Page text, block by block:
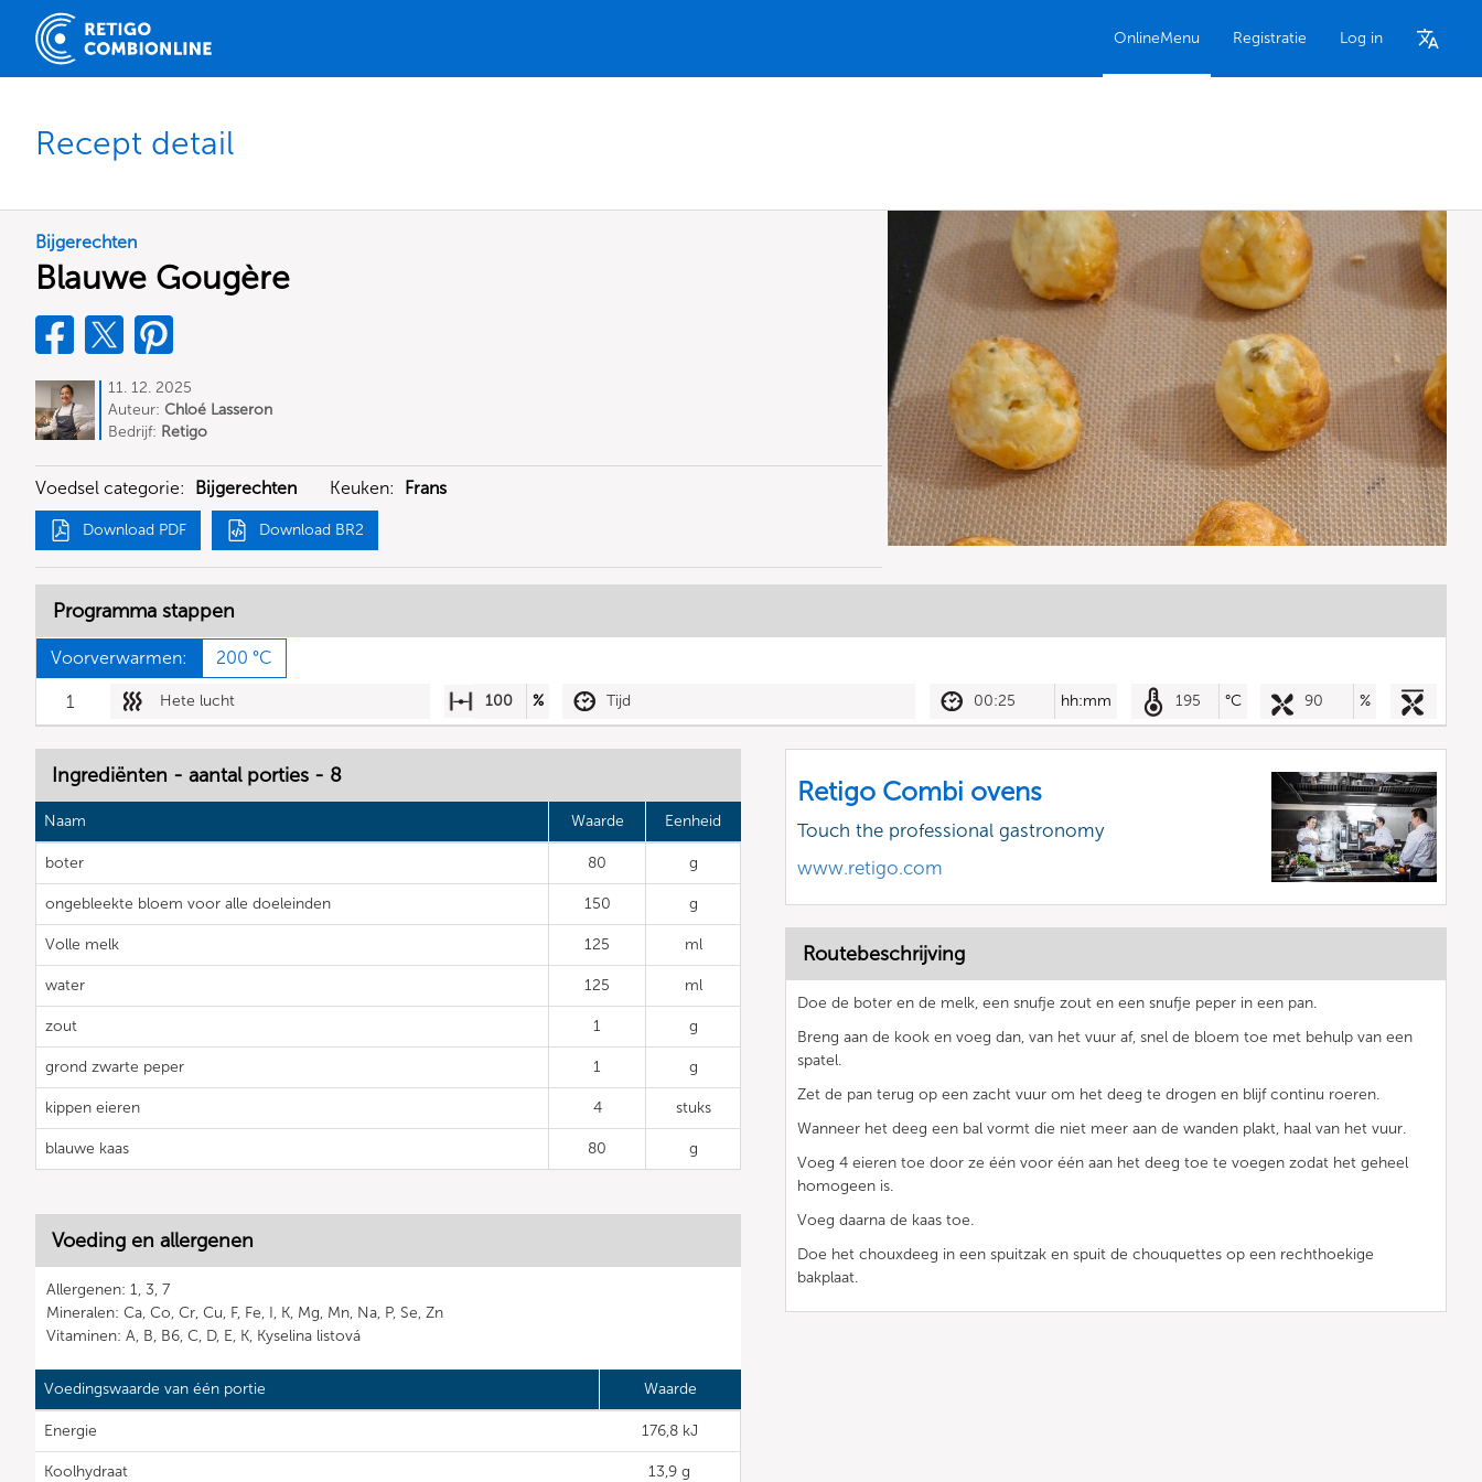
OnlineMenu Registratie Log in
Recept detail
Bijgerechten
Blauwe Gougère
11. 12. 2025
Auteur: Chloé Lasseron
Bedrijf: Retigo
Voedsel categorie: Bijgerechten Keuken: Frans
Download PDF Download BR2
Programma stappen
Voorverwarmen: 200 °C
1 Hete lucht 100 % Tijd 00:25 hh:mm 195 °C 90 %
Ingrediënten - aantal porties - 8
Naam Waarde Eenheid
boter 80 g
ongebleekte bloem voor alle doeleinden 150 g
Volle melk 125 ml
water 125 ml
zout 1 g
grond zwarte peper 1 g
kippen eieren 4 stuks
blauwe kaas 80 g
Voeding en allergenen
Allergenen: 1, 3, 7
Mineralen: Ca, Co, Cr, Cu, F, Fe, I, K, Mg, Mn, Na, P, Se, Zn
Vitaminen: A, B, B6, C, D, E, K, Kyselina listová
Voedingswaarde van één portie Waarde
Energie 176,8 kJ
Koolhydraat 13,9 g
Retigo Combi ovens
Touch the professional gastronomy
www.retigo.com
Routebeschrijving
Doe de boter en de melk, een snufje zout en een snufje peper in een pan.
Breng aan de kook en voeg dan, van het vuur af, snel de bloem toe met behulp van een
spatel.
Zet de pan terug op een zacht vuur om het deeg te drogen en blijf continu roeren.
Wanneer het deeg een bal vormt die niet meer aan de wanden plakt, haal van het vuur.
Voeg 4 eieren toe door ze één voor één aan het deeg toe te voegen zodat het geheel
homogeen is.
Voeg daarna de kaas toe.
Doe het chouxdeeg in een spuitzak en spuit de chouquettes op een rechthoekige
bakplaat.